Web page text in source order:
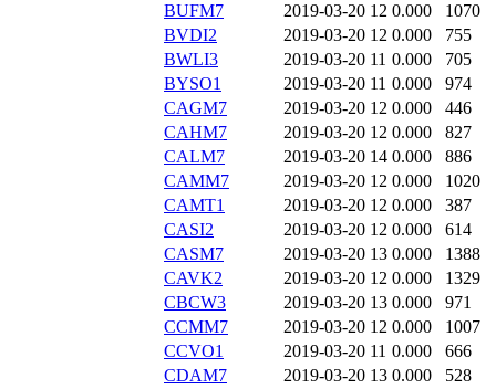
BUFM7
2019-03-20 12 0.000
1070
BVDI2
2019-03-20 12 0.000
755
BWLI3
2019-03-20 11 0.000
705
BYSO1
2019-03-20 11 0.000
974
CAGM7
2019-03-20 12 0.000
446
CAHM7
2019-03-20 12 0.000
827
CALM7
2019-03-20 14 0.000
886
CAMM7
2019-03-20 12 0.000
1020
CAMT1
2019-03-20 12 0.000
387
CASI2
2019-03-20 12 0.000
614
CASM7
2019-03-20 13 0.000
1388
CAVK2
2019-03-20 12 0.000
1329
CBCW3
2019-03-20 13 0.000
971
CCMM7
2019-03-20 12 0.000
1007
CCVO1
2019-03-20 11 0.000
666
CDAM7
2019-03-20 13 0.000
528